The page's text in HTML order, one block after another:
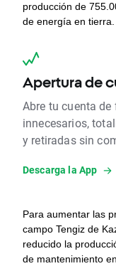
producción de
de energía en tierra.
Apertura de
Abre tu cuenta
innecesarios,
y retiradas sin
Descarga la App
Para aumentar las
campo Tengiz de
reducido la
de mantenimiento